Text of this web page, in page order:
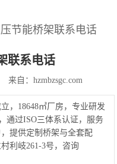
节能桥架联系电话
联系电话
来自：hzmbzsgc.com
，18648㎡厂房，专业研发
通过ISO三体系认证，服务
提供定制桥架与全套配
利岐261-3号，咨询